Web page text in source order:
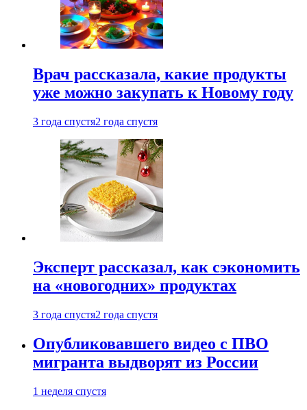
Врач рассказала, какие продукты
уже можно закупать к Новому году
3 года спустя2 года спустя
Эксперт рассказал, как сэкономить
на «новогодних» продуктах
3 года спустя2 года спустя
Опубликовавшего видео с ПВО
мигранта выдворят из России
1 неделя спустя